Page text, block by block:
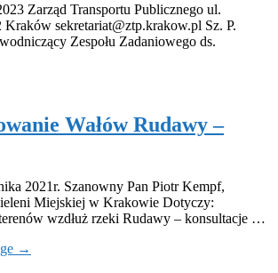
Zarząd Transportu Publicznego ul.
sekretariat@ztp.krakow.pl Sz. P.
Zespołu Zadaniowego ds.
Wałów Rudawy –
2021r. Szanowny Pan Piotr Kempf,
Miejskiej w Krakowie Dotyczy:
wzdłuż rzeki Rudawy – konsultacje …
→